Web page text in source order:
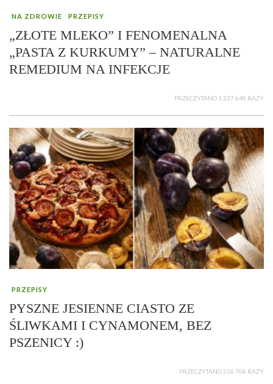
NA ZDROWIE PRZEPISY
„ZŁOTE MLEKO” I FENOMENALNA
„PASTA Z KURKUMY” – NATURALNE
REMEDIUM NA INFEKCJE
PRZECZYTANO 1 227 640 RAZY
PRZEPISY
PYSZNE JESIENNE CIASTO ZE
ŚLIWKAMI I CYNAMONEM, BEZ
PSZENICY :)
PRZECZYTANO 226 708 RAZY